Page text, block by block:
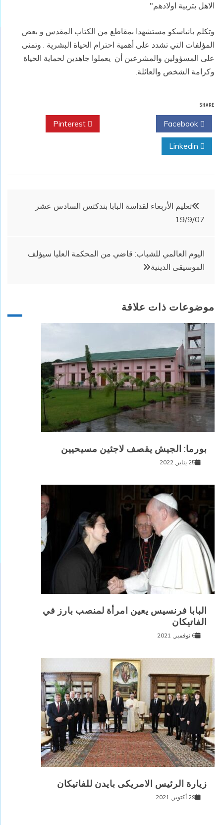
الاهل بتربية اولادهم"
وتكلم بانياسكو مستشهدا بمقاطع من الكتاب المقدس و بعض
المؤلفات التي تشدد على أهمية احترام الحياة البشرية . وتمنى
على المسؤولين والمشرعين أن يعملوا جاهدين لحماية الحياة
وكرامة الشخص والعائلة.
SHARE
تصفّح
المقالات
تعليم الأربعاء لقداسة البابا بندكتس السادس عشر
19/9/07
اليوم العالمي للشباب: قاضي من المحكمة العليا سيؤلف
الموسيقى الدينية
موضوعات ذات علاقة
بورما: الجيش يقصف لاجئين مسيحيين
25 يناير, 2022
البابا فرنسيس يعين امرأة لمنصب بارز في
الفاتيكان
6 نوفمبر, 2021
زيارة الرئيس الامريكى بايدن للفاتيكان
29 أكتوبر, 2021